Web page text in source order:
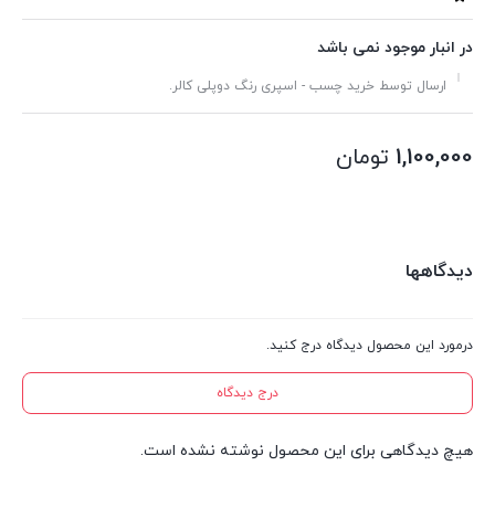
در انبار موجود نمی باشد
ارسال توسط خرید چسب - اسپری رنگ دوپلی کالر.
1,100,000 تومان
دیدگاهها
درمورد این محصول دیدگاه درج کنید.
درج دیدگاه
هیچ دیدگاهی برای این محصول نوشته نشده است.